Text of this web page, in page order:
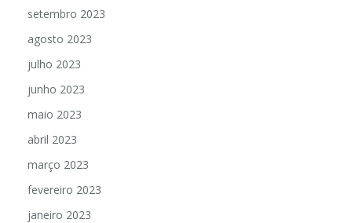
setembro 2023
agosto 2023
julho 2023
junho 2023
maio 2023
abril 2023
março 2023
fevereiro 2023
janeiro 2023